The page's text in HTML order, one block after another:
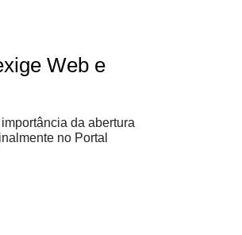
Web e
da abertura
no Portal